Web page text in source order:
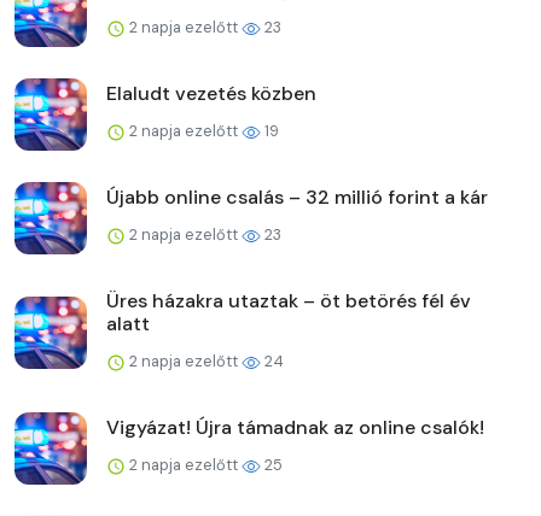
2 napja ezelőtt 23
Elaludt vezetés közben
2 napja ezelőtt 19
Újabb online csalás – 32 millió forint a kár
2 napja ezelőtt 23
Üres házakra utaztak – öt betörés fél év
alatt
2 napja ezelőtt 24
Vigyázat! Újra támadnak az online csalók!
2 napja ezelőtt 25